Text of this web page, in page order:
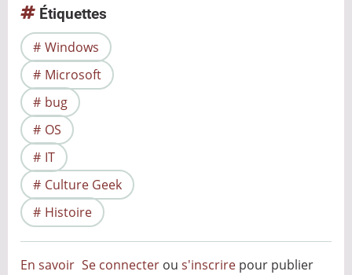
Étiquettes
Windows
Microsoft
bug
OS
IT
Culture Geek
Histoire
En savoir Se connecter ous'inscrire pour publier